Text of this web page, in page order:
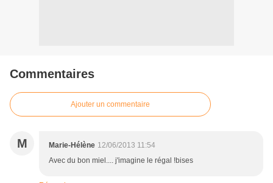
Commentaires
Ajouter un commentaire
M Marie-Hélène 12/06/2013 11:54
Avec du bon miel.... j'imagine le régal !bises